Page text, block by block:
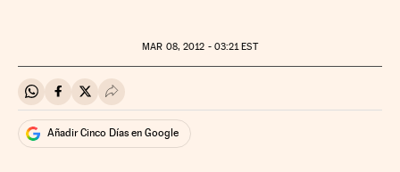
MAR 08, 2012 - 03:21 EST
Compartir en Whatsapp
Compartir en Facebook
Compartir en Twitter
Desplegar Redes Sociales
Añadir Cinco Días en Google